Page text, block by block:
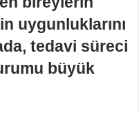
uygunluklarını
tedavi süreci
büyük